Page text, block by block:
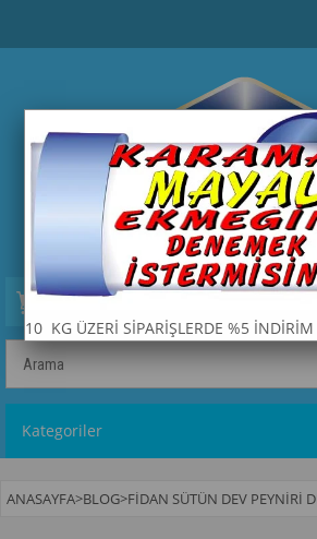
Kategoriler
ANASAYFA>BLOG>FIDAN SÜTÜN DEV PEYNIRI
10 KG ÜZERİ SİPARİŞLERDE %5